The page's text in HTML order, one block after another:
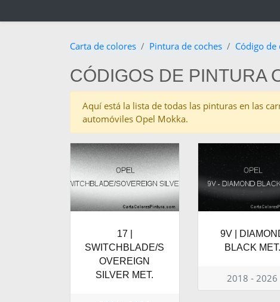
Carta de colores Pintura de coches Código
CÓDIGOS DE PINTURA
Aquí está la lista de todas las pinturas en las
automóviles Opel Mokka.
17 |
SWITCHBLADE/S
OVEREIGN
SILVER MET.
9V |
BLACK MET.
2018 - 2026